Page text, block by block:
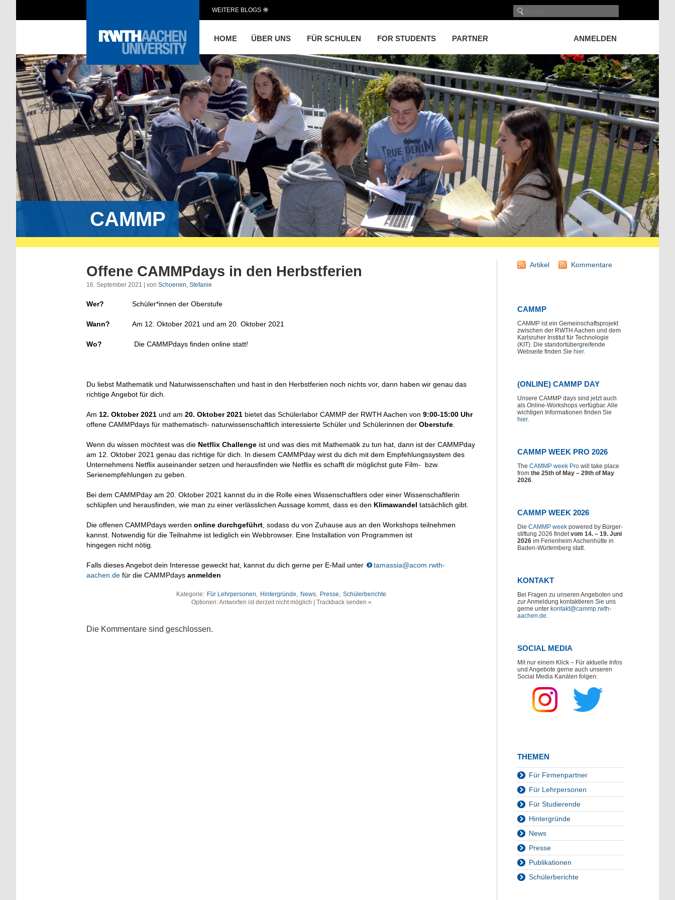
HOME ÜBER UNS FÜR SCHULEN FOR STUDENTS PARTNER ANMELDEN
WEITERE BLOGS
CAMMP
Offene CAMMPdays in den Herbstferien
16. September 2021 | von Schoenen, Stefanie
Wer? Schüler*innen der Oberstufe
Wann? Am 12. Oktober 2021 und am 20. Oktober 2021
Wo? Die CAMMPdays finden online statt!
Du liebst Mathematik und Naturwissenschaften und hast in den Herbstferien noch nichts vor, dann haben wir genau das
richtige Angebot für dich.
Am 12. Oktober 2021 und am 20. Oktober 2021 bietet das Schülerlabor CAMMP der RWTH Aachen von 9:00-15:00 Uhr
offene CAMMPdays für mathematisch- naturwissenschaftlich interessierte Schüler und Schülerinnen der Oberstufe.
Wenn du wissen möchtest was die Netflix Challenge ist und was dies mit Mathematik zu tun hat, dann ist der CAMMPday
am 12. Oktober 2021 genau das richtige für dich. In diesem CAMMPday wirst du dich mit dem Empfehlungssystem des
Unternehmens Netflix auseinander setzen und herausfinden wie Netflix es schafft dir möglichst gute Film- bzw.
Serienempfehlungen zu geben.
Bei dem CAMMPday am 20. Oktober 2021 kannst du in die Rolle eines Wissenschaftlers oder einer Wissenschaftlerin
schlüpfen und herausfinden, wie man zu einer verlässlichen Aussage kommt, dass es den Klimawandel tatsächlich gibt.
Die offenen CAMMPdays werden online durchgeführt, sodass du von Zuhause aus an den Workshops teilnehmen
kannst. Notwendig für die Teilnahme ist lediglich ein Webbrowser. Eine Installation von Programmen ist
hingegen nicht nötig.
Falls dieses Angebot dein Interesse geweckt hat, kannst du dich gerne per E-Mail unter
tamassia@acom.rwth-
aachen.de für die CAMMPdays anmelden
Kategorie: Für Lehrpersonen, Hintergründe, News, Presse, Schülerberichte
Optionen: Antworten ist derzeit nicht möglich | Trackback senden «
Die Kommentare sind geschlossen.
Artikel Kommentare
CAMMP
CAMMP ist ein Gemeinschaftsprojekt
zwischen der RWTH Aachen und dem
Karlsruher Institut für Technologie
(KIT). Die standortübergreifende
Webseite finden Sie hier.
(ONLINE) CAMMP DAY
Unsere CAMMP days sind jetzt auch
als Online-Workshops verfügbar. Alle
wichtigen Informationen finden Sie
hier.
CAMMP WEEK PRO 2026
The CAMMP week Pro will take place
from the 25th of May – 29th of May
2026.
CAMMP WEEK 2026
Die CAMMP week powered by Bürger-
stiftung 2026 findetvom 14. – 19. Juni
2026 im Ferienheim Aschenhütte in
Baden-Würtemberg statt.
KONTAKT
Bei Fragen zu unseren Angeboten und
zur Anmeldung kontaktieren Sie uns
gerne unter kontakt@cammp.rwth-
aachen.de.
SOCIAL MEDIA
Mit nur einem Klick – Für aktuelle Infos
und Angebote gerne auch unseren
Social Media Kanälen folgen:
THEMEN
Für Firmenpartner
Für Lehrpersonen
Für Studierende
Hintergründe
News
Presse
Publikationen
Schülerberichte